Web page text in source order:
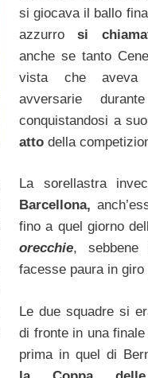
si giocava il ballo
azzurrosi
anche se tanto
vista che aveva
avversarie
conquistandosi a
attodella
La sorellastra
Barcellona,
fino a quel giorno
orecchie, sebbene
facesse paura in giro
Le due squadre si
di fronte in una
prima in quel di